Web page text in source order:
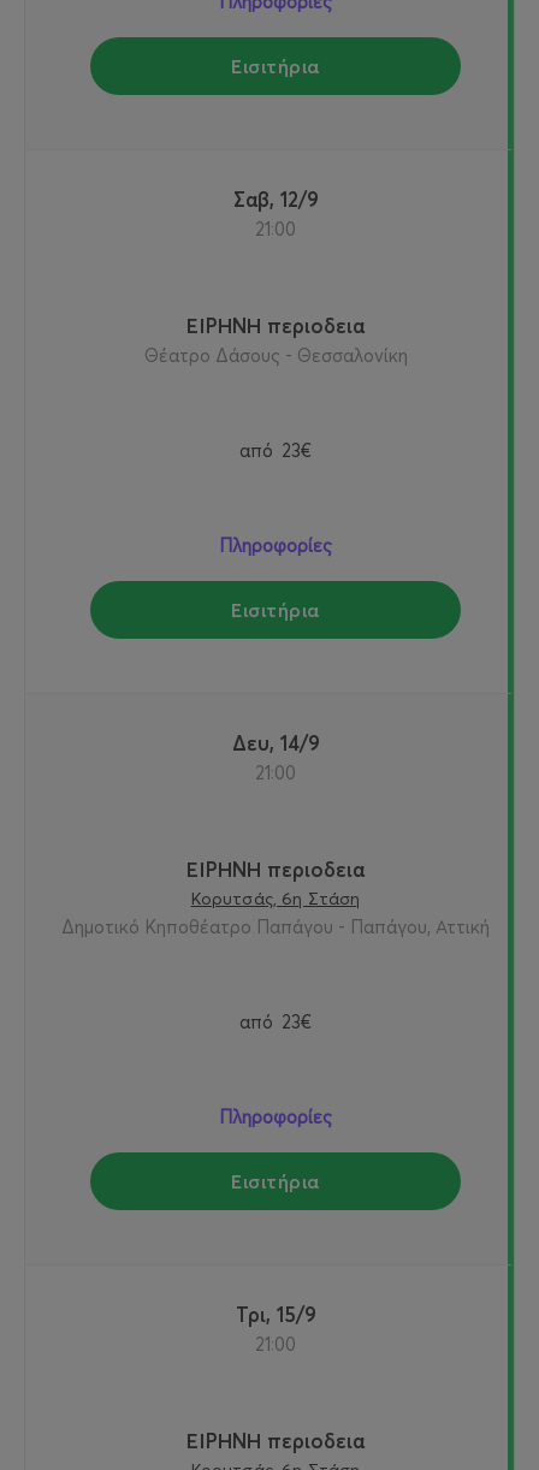
Εισιτήρια
Σαβ, 12/9
21:00
ΕΙΡΗΝΗ περιοδεια
Θέατρο Δάσους - Θεσσαλονίκη
από 23€
Πληροφορίες
Εισιτήρια
Δευ, 14/9
21:00
ΕΙΡΗΝΗ περιοδεια
Κορυτσάς, 6η Στάση
Δημοτικό Κηποθέατρο Παπάγου - Παπάγου, Αττική
από 23€
Πληροφορίες
Εισιτήρια
Τρι, 15/9
21:00
ΕΙΡΗΝΗ περιοδεια